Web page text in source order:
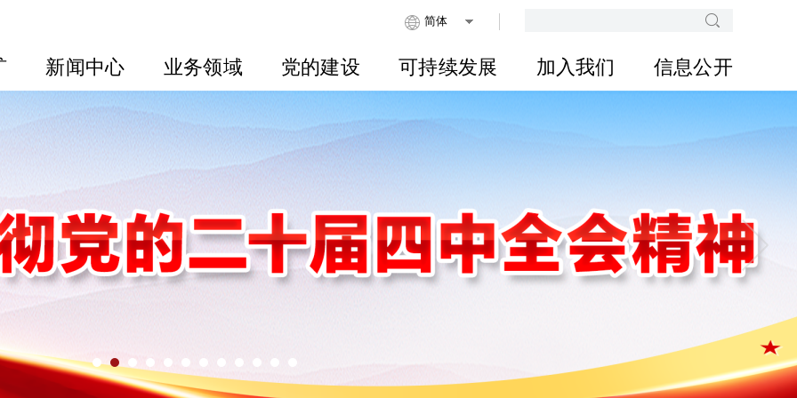
新闻中心 业务领域 党的建设 可持续发展 加入我们 信息公开